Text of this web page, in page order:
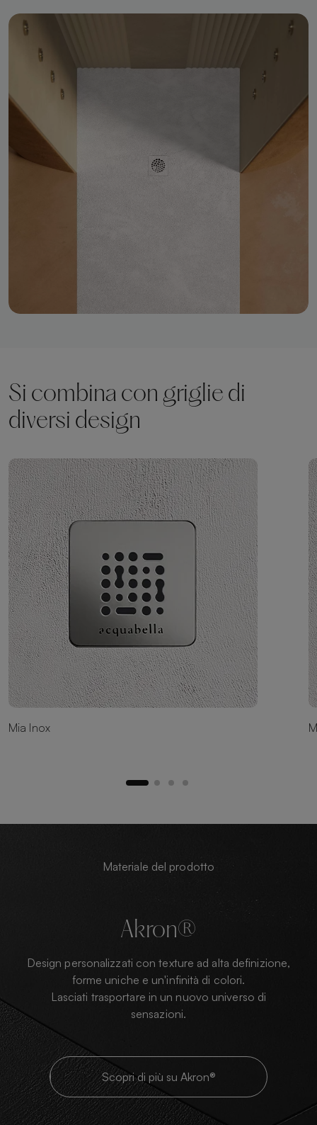
Si combina con griglie di
diversi design
Mia Inox
Materiale del prodotto
Akron®
Design personalizzati con texture ad alta definizione,
forme uniche e un'infinità di colori.
Lasciati trasportare in un nuovo universo di
sensazioni.
Scopri di più su Akron®